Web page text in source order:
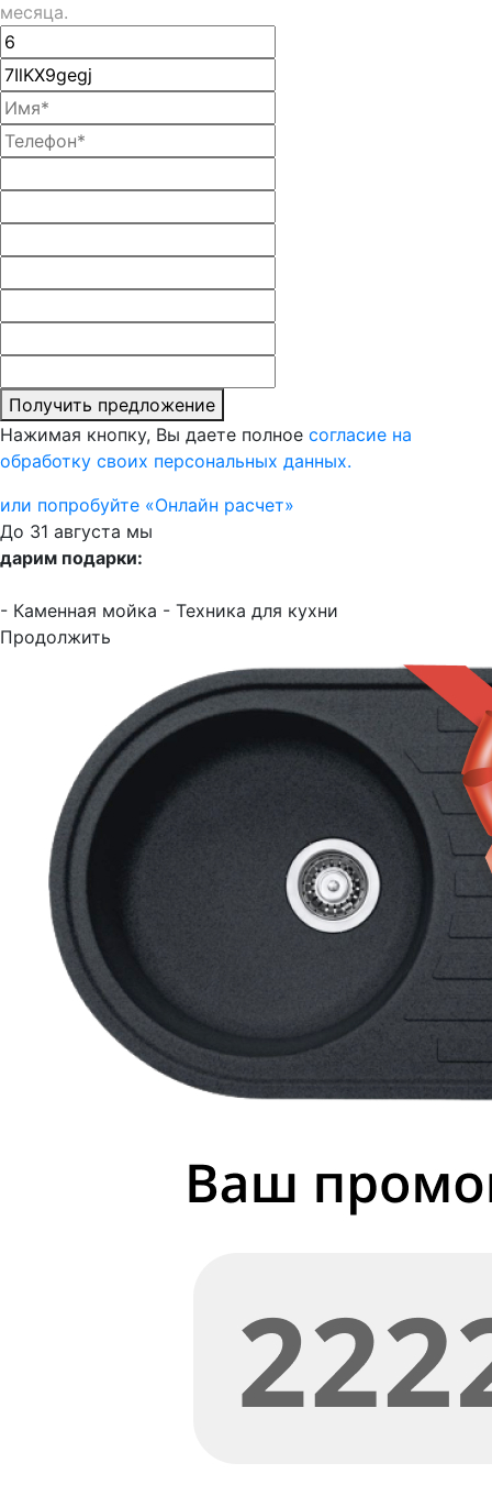
месяца.
Получить предложение
Нажимая кнопку, Вы даете полное согласие на
обработку своих персональных данных.
или попробуйте «Онлайн расчет»
До 31 августа мы
дарим подарки:
- Каменная мойка - Техника для кухни
Продолжить